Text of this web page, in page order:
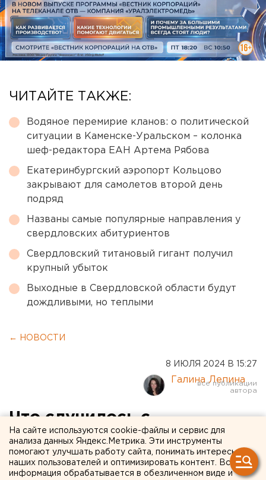
ЧИТАЙТЕ ТАКЖЕ:
Водяное перемирие кланов: о политической
ситуации в Каменске-Уральском – колонка
шеф-редактора ЕАН Артема Рябова
Екатеринбургский аэропорт Кольцово
закрывают для самолетов второй день
подряд
Названы самые популярные направления у
свердловских абитуриентов
Свердловский титановый гигант получил
крупный убыток
Выходные в Свердловской области будут
дождливыми, но теплыми
← НОВОСТИ
8 ИЮЛЯ 2024 В 15:27
Галина Лепина
Что случилось с
челябинскими проектами,
которые не довела до
финала Ирина Гехт
На сайте используются cookie-файлы и сервис для
анализа данных Яндекс.Метрика. Эти инструменты
помогают улучшать работу сайта, понимать интересы
наших пользователей и оптимизировать контент. Вся
информация обрабатывается в обезличенном виде и